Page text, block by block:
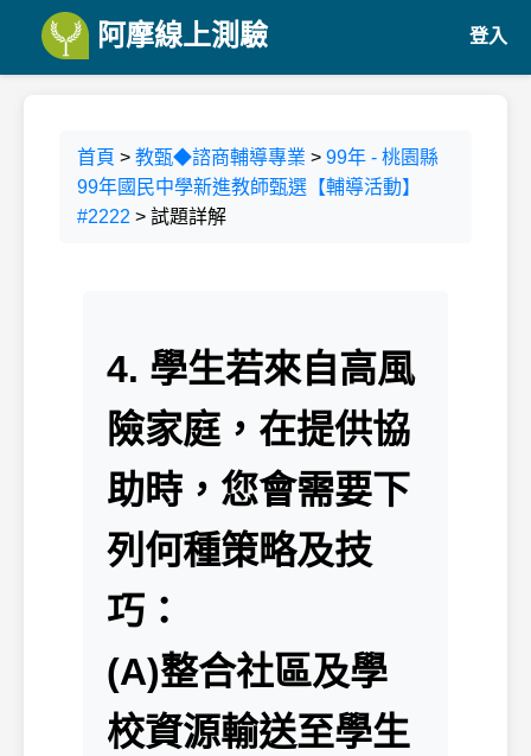
阿摩線上測驗 登入
首頁 > 教甄◆諮商輔導專業 > 99年 - 桃園縣
99年國民中學新進教師甄選【輔導活動】
#2222 > 試題詳解
4. 學生若來自高風
險家庭，在提供協
助時，您會需要下
列何種策略及技
巧：
(A)整合社區及學
校資源輸送至學生